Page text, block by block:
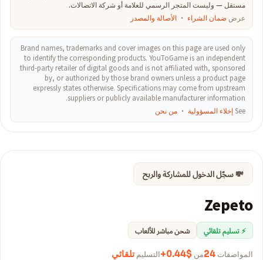
مستقل — وليست المتجر الرسمي للعلامة أو شركة الاتصالات.
عرض ضمان الشراء · الأصالة والمصدر
Brand names, trademarks and cover images on this page are used only
to identify the corresponding products. YouToGame is an independent
third-party retailer of digital goods and is not affiliated with, sponsored
by, or authorized by those brand owners unless a product page
expressly states otherwise. Specifications may come from upstream
suppliers or publicly available manufacturer information.
Seeإخلاء المسؤولية · من نحن
💸 سجّل الدخول للمشاركة والربح
Zepeto
⚡ تسليم تلقائي شحن مباشر للألعاب
المواصفات 24من $0.44+ التسليمتلقائي